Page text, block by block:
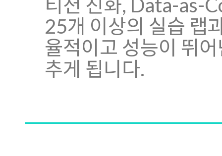
25개 이상의 실습 랩
율적이고 성능이 뛰
추게 됩니다.